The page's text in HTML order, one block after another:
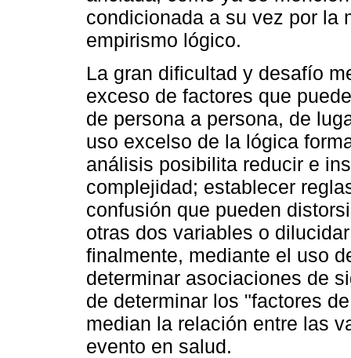
condicionada a su vez por la
empirismo lógico.
La gran dificultad y desafío
exceso de factores que
de persona a persona, de
uso excelso de la lógica
análisis posibilita reducir e
complejidad; establecer
confusión que pueden
otras dos variables o
finalmente, mediante el uso
determinar asociaciones de
de determinar los "factores
median la relación entre las
evento en salud.